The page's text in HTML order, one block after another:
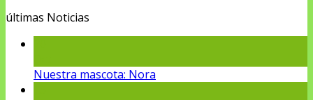
últimas Noticias
Nuestra mascota: Nora